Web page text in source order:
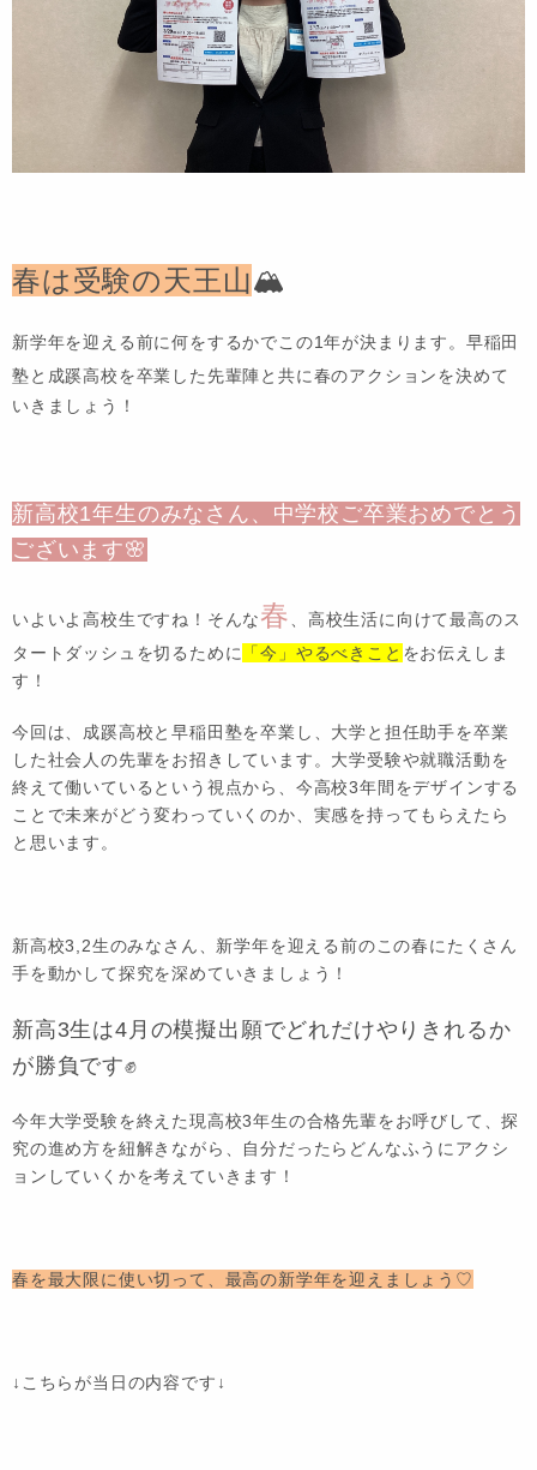
春は受験の天王山🏔
新学年を迎える前に何をするかでこの1年が決まります。早稲田
塾と 成蹊高校を卒業した先輩陣と共に春のアクションを決めて
いきましょう！
新高校1年生のみなさん、中学校ご卒業おめでとう
ございます🌸
いよいよ高校生ですね！そんな春
、高校生活に向けて最高のス
タートダッシュを切るために
「今」やるべきこと をお伝えしま
す！
今回は、成蹊高校と早稲田塾を卒業し、大学と担任助手を卒業
した社会人の先輩をお招きしています。大学受験や就職活動を
終えて働いているという視点から、今高校3年間をデザインする
ことで未来がどう変わっていくのか、実感を持ってもらえたら
と思います。
新高校3,2生のみなさん、新学年を迎える前のこの春にたくさん
手を動かして探究を深めていきましょう！
新高3生は4月の模擬出願でどれだけやりきれるか
が勝負です✊
今年大学受験を終えた現高校3年生の合格先輩をお呼びして、探
究の進め方を紐解きながら、自分だったらどんなふうにアクシ
ョンしていくかを考えていきます！
春を最大限に使い切って、最高の新学年を迎えましょう♡
↓こちらが当日の内容です↓